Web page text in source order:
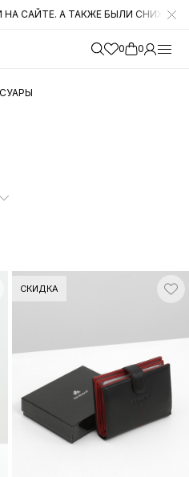
БЫЛИ СНИЖЕНЫ ЦЕНЫ НА
0 0
СКИДКА